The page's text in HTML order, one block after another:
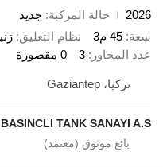
2026
حالة المركبة جديد
سعة 45 م3 نظام التعليق
عدد المحاور
3 0 مقصورة
تركيا، Gaziantep
TANK SANAYI A.S.